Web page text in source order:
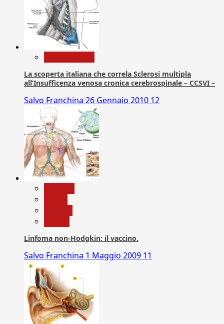
La scoperta italiana che correla Sclerosi multipla
all’Insufficenza venosa cronica cerebrospinale – CCSVI –
Salvo Franchina 26 Gennaio 2010 12
Linfoma non-Hodgkin: il vaccino.
Salvo Franchina 1 Maggio 2009 11